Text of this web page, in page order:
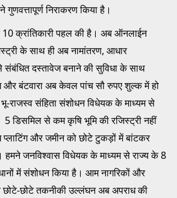
निराकरण किया है।
10 क्रांतिकारी पहल की है। अब ऑनलाईन
के साथ ही अब नामांतरण, आधार
संबंधित दस्तावेज बनाने की सुविधा के साथ
और बंटवारा अब केवल पांच सौ रुपए शुल्क में हो
राजस्व संहिता संशोधन विधेयक के माध्यम से
5 डिसमिल से कम कृषि भूमि की रजिस्ट्री नहीं
प्लाटिंग और जमीन को छोटे टुकड़ों में बांटकर
हमने जनविश्वास विधेयक के माध्यम से राज्य के 8
में संशोधन किया है। आम नागरिकों और
गये छोटे-छोटे तकनीकी उल्लंघन अब अपराध की